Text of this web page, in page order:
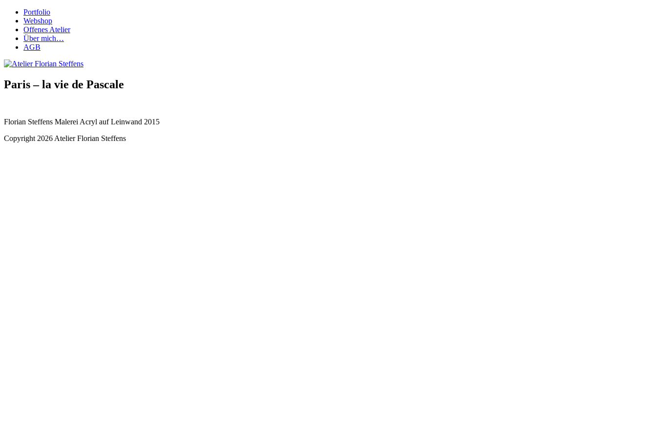
Portfolio
Webshop
Offenes Atelier
Über mich…
AGB
Paris – la vie de Pascale
Florian Steffens Malerei Acryl auf Leinwand 2015
Copyright 2026 Atelier Florian Steffens